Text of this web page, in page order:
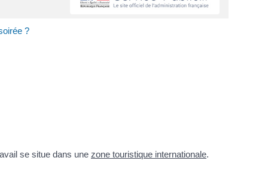
?
se situe dans une zone touristique internationale.